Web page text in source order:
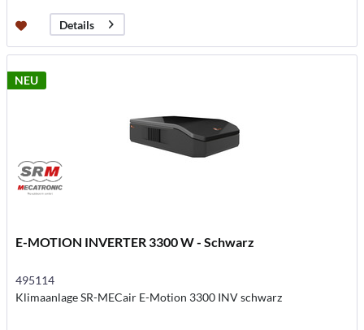
Details
NEU
E-MOTION INVERTER 3300 W - Schwarz
495114
Klimaanlage SR-MECair E-Motion 3300 INV schwarz